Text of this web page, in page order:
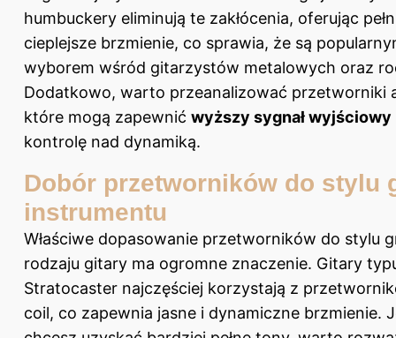
humbuckery eliminują te zakłócenia, oferując
cieplejsze brzmienie, co sprawia, że są
wyborem wśród gitarzystów metalowych oraz
Dodatkowo, warto przeanalizować przetworniki
które mogą zapewnić wyższy sygnał wyjściowy
kontrolę nad dynamiką.
Dobór przetworników do stylu
instrumentu
Właściwe dopasowanie przetworników do stylu
rodzaju gitary ma ogromne znaczenie. Gitary
Stratocaster najczęściej korzystają z
coil, co zapewnia jasne i dynamiczne brzmienie.